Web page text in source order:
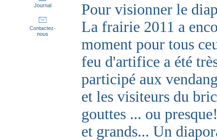
Journal
Contactez-
nous
Pour visionner le
La frairie 2011 a
moment pour tous
feu d'artifice a été
participé aux
et les visiteurs du
gouttes ... ou
et grands... Un